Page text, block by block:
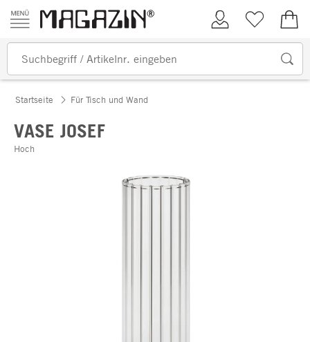
Zum Inhalt springen
Kundenkonto
Merkliste
Startseite Für Tisch und Wand
VASE JOSEF
Hoch